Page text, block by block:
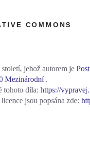
COMMONS
jehož autorem je
Mezinárodní .
tohoto díla: https://
jsou popsána zde: